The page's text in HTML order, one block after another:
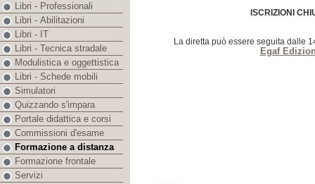
ISCRIZIONI
La diretta può essere seguita dalle
Egaf
Libri - Professionali
Libri - Abilitazioni
Libri - IT
Libri - Tecnica stradale
Modulistica e oggettistica
Libri - Schede mobili
Simulatori
Quizzando s'impara
Portale didattica e corsi
Commissioni d'esame
Formazione a distanza
Formazione frontale
Servizi